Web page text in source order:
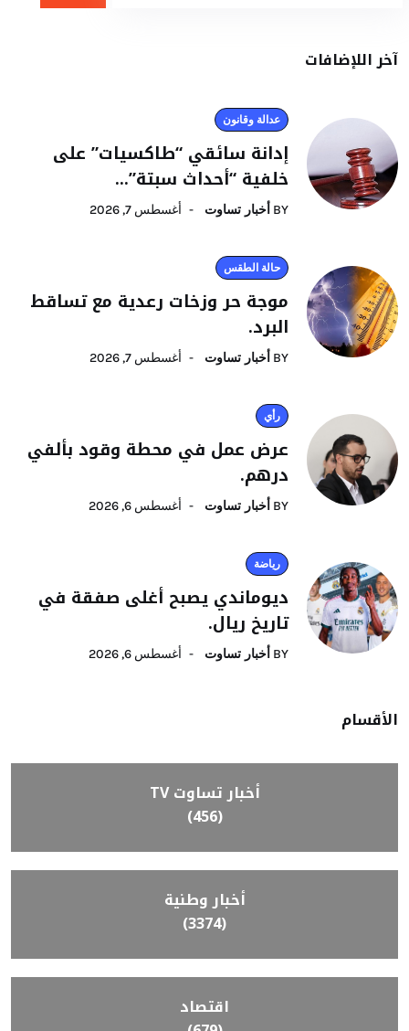
آخر اللإضافات
عدالة وقانون
إدانة سائقي “طاكسيات” على
خلفية “أحداث سبتة”...
BY أخبار تساوت أغسطس 7, 2026
حالة الطقس
موجة حر وزخات رعدية مع تساقط
البرد.
BY أخبار تساوت أغسطس 7, 2026
رأي
عرض عمل في محطة وقود بألفي
درهم.
BY أخبار تساوت أغسطس 6, 2026
رياضة
ديوماندي يصبح أغلى صفقة في
تاريخ ريال.
BY أخبار تساوت أغسطس 6, 2026
الأقسام
أخبار تساوت TV
(456)
أخبار وطنية
(3374)
اقتصاد